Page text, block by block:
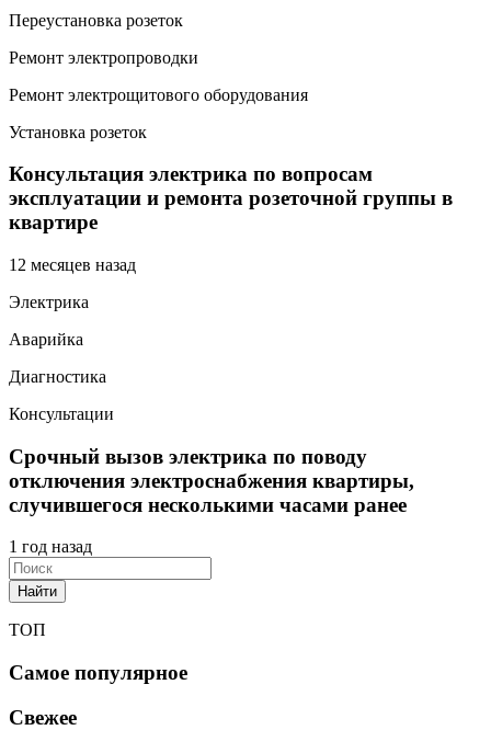
Переустановка розеток
Ремонт электропроводки
Ремонт электрощитового оборудования
Установка розеток
Консультация электрика по вопросам
эксплуатации и ремонта розеточной группы в
квартире
12 месяцев назад
Электрика
Аварийка
Диагностика
Консультации
Срочный вызов электрика по поводу
отключения электроснабжения квартиры,
случившегося несколькими часами ранее
1 год назад
Найти
ТОП
Самое популярное
Свежее